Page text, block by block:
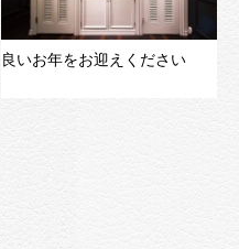
良いお年をお迎えください